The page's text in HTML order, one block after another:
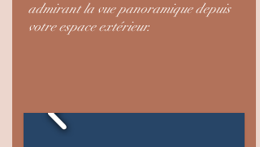
admirant la vue panoramique depuis
votre espace extérieur.